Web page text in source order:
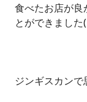
食べたお店が良
とができました
ジンギスカン